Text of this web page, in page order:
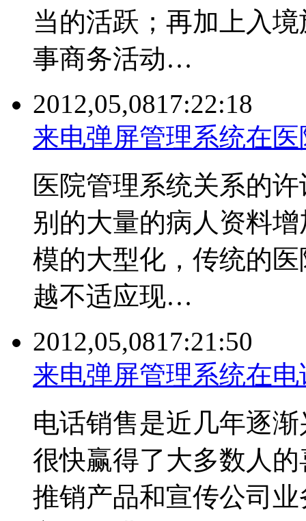
当的活跃；再加上入
事商务活动…
2012,05,0817:22:18
来电弹屏管理系统在
医院管理系统关系的
别的大量的病人资料
模的大型化，传统的
越不适应现…
2012,05,0817:21:50
来电弹屏管理系统在
电话销售是近几年逐
很快赢得了大多数人
推销产品和宣传公司